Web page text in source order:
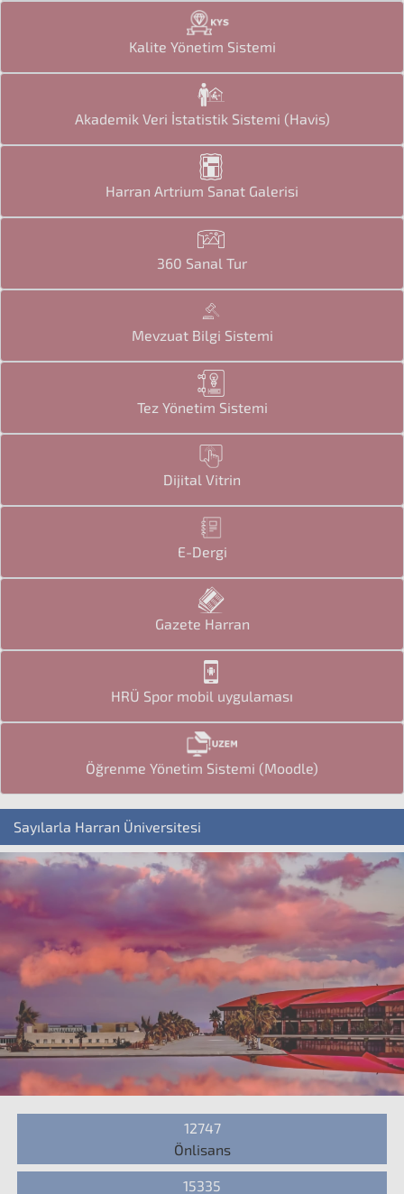
Kalite Yönetim Sistemi
Akademik Veri İstatistik Sistemi (Havis)
Harran Artrium Sanat Galerisi
360 Sanal Tur
Mevzuat Bilgi Sistemi
Tez Yönetim Sistemi
Dijital Vitrin
E-Dergi
Gazete Harran
HRÜ Spor mobil uygulaması
Öğrenme Yönetim Sistemi (Moodle)
Sayılarla Harran Üniversitesi
12747
Önlisans
15335